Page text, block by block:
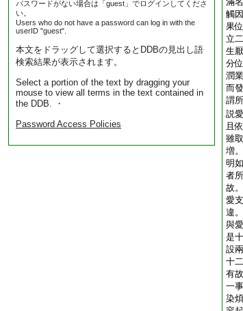
パスワードがない場合は「guest」でログインしてくださ
い。
Users who do not have a password can log in with the
userID "guest".
本文をドラッグして選択するとDDBの見出し語
検索結果が表示されます。
Select a portion of the text by dragging your
mouse to view all terms in the text contained in
the DDB. ・
Password Access Policies
觸
果
立
生
分
潤
而
謂
説
且
雖
増
明
者
故
愛
違
與
是
設
十
有
一
染